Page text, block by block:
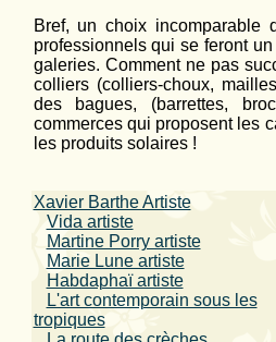
Bref, un choix incomparable
professionnels qui se feront
galeries. Comment ne pas
colliers (colliers-choux,
des bagues, (barrettes,
commerces qui proposent les
les produits solaires !
Xavier Barthe Artiste
Vida artiste
Martine Porry artiste
Marie Lune artiste
Habdaphaï artiste
L'art contemporain sous les
tropiques